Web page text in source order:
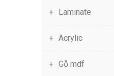
Laminate
Acrylic
Gỗ mdf